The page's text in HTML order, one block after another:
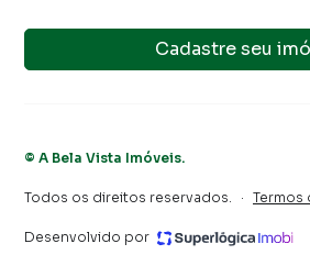
Cadastre seu
© A Bela Vista Imóveis.
Todos os direitos reservados. · Termos
Desenvolvido por